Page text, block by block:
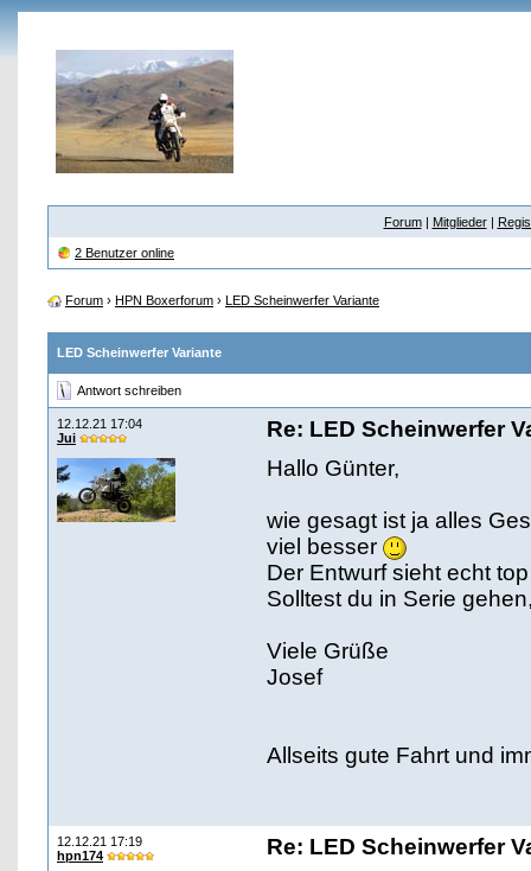
Forum| Mitglieder|
2 Benutzer online
Forum › HPN Boxerforum › LED Scheinwerfer Variante
LED Scheinwerfer Variante
Antwort schreiben
12.12.21 17:04
Jui
Re: LED Scheinwerfer
Hallo Günter,
wie gesagt ist ja alles
viel besser
Der Entwurf sieht echt
Solltest du in Serie
Viele Grüße
Josef
Allseits gute Fahrt und
12.12.21 17:19
hpn174
Re: LED Scheinwerfer